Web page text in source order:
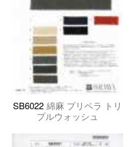
SB6022 綿麻 プリペラ トリ
プルウォッシュ